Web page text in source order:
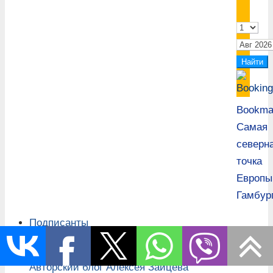
Самая
точка
Европы
Подписанты
Часть статей (не тематических) переезжают на
Авторский блог Алексея Зайцева